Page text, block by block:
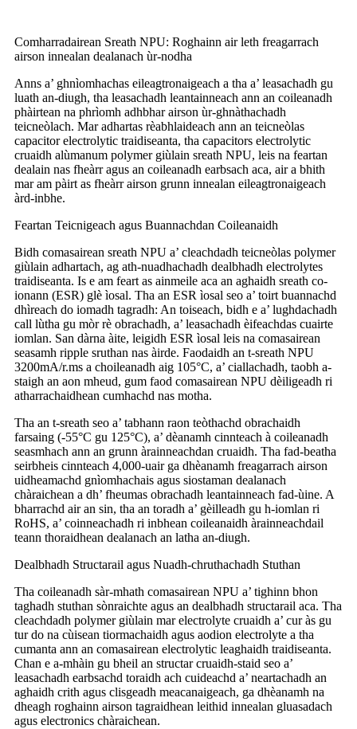
Comharradairean Sreath NPU: Roghainn air leth freagarrach
airson innealan dealanach ùr-nodha
Anns a’ ghnìomhachas eileagtronaigeach a tha a’ leasachadh gu
luath an-diugh, tha leasachadh leantainneach ann an coileanadh
phàirtean na phrìomh adhbhar airson ùr-ghnàthachadh
teicneòlach. Mar adhartas rèabhlaideach ann an teicneòlas
capacitor electrolytic traidiseanta, tha capacitors electrolytic
cruaidh alùmanum polymer giùlain sreath NPU, leis na feartan
dealain nas fheàrr agus an coileanadh earbsach aca, air a bhith
mar am pàirt as fheàrr airson grunn innealan eileagtronaigeach
àrd-inbhe.
Feartan Teicnigeach agus Buannachdan Coileanaidh
Bidh comasairean sreath NPU a’ cleachdadh teicneòlas polymer
giùlain adhartach, ag ath-nuadhachadh dealbhadh electrolytes
traidiseanta. Is e am feart as ainmeile aca an aghaidh sreath co-
ionann (ESR) glè ìosal. Tha an ESR ìosal seo a’ toirt buannachd
dhìreach do iomadh tagradh: An toiseach, bidh e a’ lughdachadh
call lùtha gu mòr rè obrachadh, a’ leasachadh èifeachdas cuairte
iomlan. San dàrna àite, leigidh ESR ìosal leis na comasairean
seasamh ripple sruthan nas àirde. Faodaidh an t-sreath NPU
3200mA/r.ms a choileanadh aig 105°C, a’ ciallachadh, taobh a-
staigh an aon mheud, gum faod comasairean NPU dèiligeadh ri
atharrachaidhean cumhachd nas motha.
Tha an t-sreath seo a’ tabhann raon teòthachd obrachaidh
farsaing (-55°C gu 125°C), a’ dèanamh cinnteach à coileanadh
seasmhach ann an grunn àrainneachdan cruaidh. Tha fad-beatha
seirbheis cinnteach 4,000-uair ga dhèanamh freagarrach airson
uidheamachd gnìomhachais agus siostaman dealanach
chàraichean a dh’ fheumas obrachadh leantainneach fad-ùine. A
bharrachd air an sin, tha an toradh a’ gèilleadh gu h-iomlan ri
RoHS, a’ coinneachadh ri inbhean coileanaidh àrainneachdail
teann thoraidhean dealanach an latha an-diugh.
Dealbhadh Structarail agus Nuadh-chruthachadh Stuthan
Tha coileanadh sàr-mhath comasairean NPU a’ tighinn bhon
taghadh stuthan sònraichte agus an dealbhadh structarail aca. Tha
cleachdadh polymer giùlain mar electrolyte cruaidh a’ cur às gu
tur do na cùisean tiormachaidh agus aodion electrolyte a tha
cumanta ann an comasairean electrolytic leaghaidh traidiseanta.
Chan e a-mhàin gu bheil an structar cruaidh-staid seo a’
leasachadh earbsachd toraidh ach cuideachd a’ neartachadh an
aghaidh crith agus clisgeadh meacanaigeach, ga dhèanamh na
dheagh roghainn airson tagraidhean leithid innealan gluasadach
agus electronics chàraichean.